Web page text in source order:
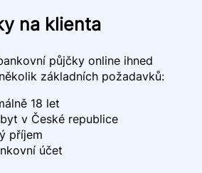
na klienta
půjčky online ihned
základních požadavků:
18 let
v České republice
příjem
účet